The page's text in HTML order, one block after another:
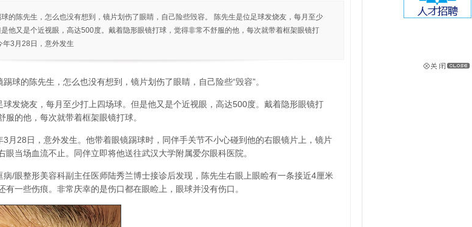
的陈先生，怎么也没有想到，镜片划伤了眼睛，自己险些毁容。 陈先生是位足球发烧友，每月至少
他又是个近视眼，高达500度。戴着隐形眼镜打球，觉得非常不舒服的他，每次就带着框架眼镜打
年3月28日，意外发生
球的陈先生，怎么也没有想到，镜片划伤了眼睛，自己险些“毁容”。
球发烧友，每月至少打上四场球。但是他又是个近视眼，高达500度。戴着隐形眼镜打
服的他，每次就带着框架眼镜打球。
3月28日，意外发生。他带着眼镜踢球时，同伴手关节不小心碰到他的右眼镜片上，镜片
眼当场血流不止。同伴立即将他送往武汉大学附属爱尔眼科医院。
病/眼整形美容科副主任医师陆秀兰博士接诊后发现，陈先生右眼上眼睑有一条接近4厘米
有一些伤痕。非常庆幸的是伤口都在眼睑上，眼球并没有伤口。